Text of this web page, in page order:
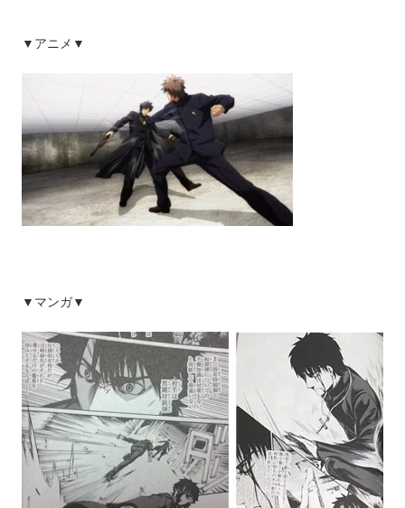
▼アニメ▼
▼マンガ▼